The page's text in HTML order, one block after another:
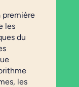
première
les
du
les